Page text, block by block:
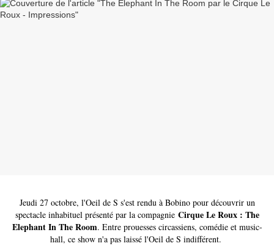
Jeudi 27 octobre, l'Oeil de S s'est rendu à Bobino pour découvrir un
spectacle inhabituel présenté par la compagnie Cirque Le Roux : The
Elephant In The Room. Entre prouesses circassiens, comédie et music-
hall, ce show n'a pas laissé l'Oeil de S indifférent.